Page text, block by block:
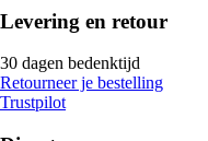
Levering en retour
30 dagen bedenktijd
Retourneer je bestelling
Trustpilot